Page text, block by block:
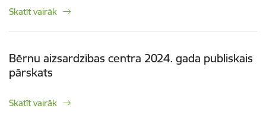
Skatīt vairāk
Bērnu aizsardzības centra 2024. gada publiskais
pārskats
Skatīt vairāk